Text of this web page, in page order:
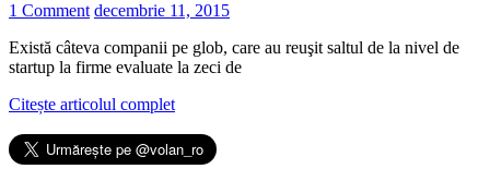
1 Comment decembrie 11, 2015
Există câteva companii pe glob, care au reuşit saltul de la nivel de
startup la firme evaluate la zeci de
Citește articolul complet